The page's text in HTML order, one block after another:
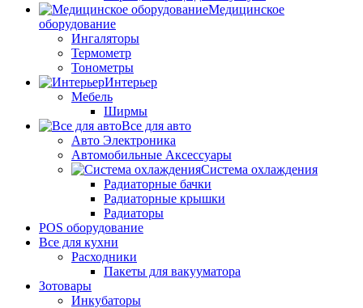
Медицинское
оборудование
Ингаляторы
Термометр
Тонометры
Интерьер
Мебель
Ширмы
Все для авто
Авто Электроника
Автомобильные Аксессуары
Система охлаждения
Радиаторные бачки
Радиаторные крышки
Радиаторы
POS оборудование
Все для кухни
Расходники
Пакеты для вакууматора
Зотовары
Инкубаторы